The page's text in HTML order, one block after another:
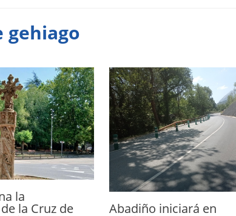
gehiago
la
la Cruz de Abadiño iniciará en